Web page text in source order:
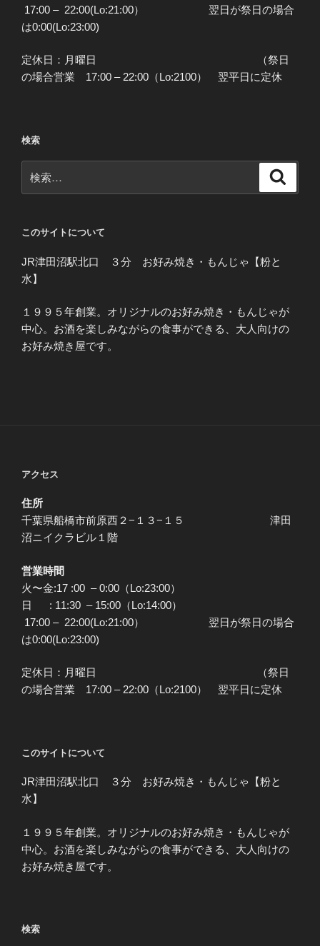
17:00 – 22:00(Lo:21:00） 翌日が祭日の場合
は0:00(Lo:23:00)
定休日：月曜日 （祭日
の場合営業 17:00 – 22:00（Lo:2100） 翌平日に定休
検索
索:
このサイトについて
JR津田沼駅北口 ３分 お好み焼き・もんじゃ【粉と
水】
１９９５年創業。オリジナルのお好み焼き・もんじゃが
中心。お酒を楽しみながらの食事ができる、大人向けの
お好み焼き屋です。
アクセス
住所
千葉県船橋市前原西２−１３−１５ 津田
沼ニイクラビル１階
営業時間
火〜金:17 :00 – 0:00（Lo:23:00）
日 : 11:30 – 15:00（Lo:14:00）
17:00 – 22:00(Lo:21:00） 翌日が祭日の場合
は0:00(Lo:23:00)
定休日：月曜日 （祭日
の場合営業 17:00 – 22:00（Lo:2100） 翌平日に定休
このサイトについて
JR津田沼駅北口 ３分 お好み焼き・もんじゃ【粉と
水】
１９９５年創業。オリジナルのお好み焼き・もんじゃが
中心。お酒を楽しみながらの食事ができる、大人向けの
お好み焼き屋です。
検索